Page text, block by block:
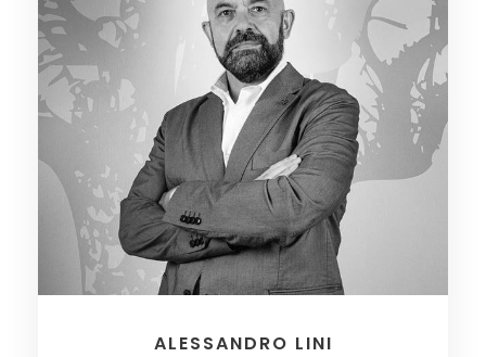
ALESSANDRO LINI